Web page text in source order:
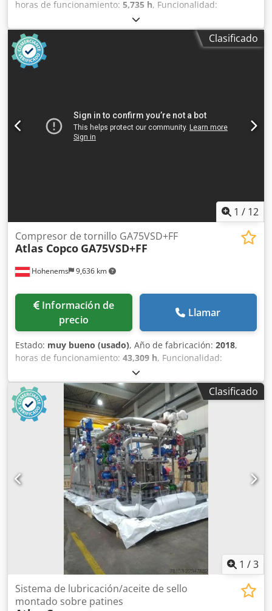
horas de funcionamiento: 5,735 h, Funcionalidad:
, Compresor de tornillo sin aceite
Atlas Copco ZR90 90 kW 7,50 bares 14 m³/min
Csdpozqvvaofx Akbsha Año de fabricación: 2012 Horas de
funcionamiento: 5735
Clasificado
1 / 12
Hohenems 9,636 km
Compresor de tornillo GA75VSD+FF
Atlas Copco GA75VSD+FF
Información de
precio
Llamar
Estado: muy bueno (usado), Año de fabricación: 2018,
horas de funcionamiento: 43,309 h, Funcionalidad:
, Compresor de tornillo Atlas Copco
GA75VSD+FF Inversor y secador integrados 75 kW 12,75 bar
15,50 m³/min Cjdpfjzp Urwox Akboha Año de fabricación:
2018 Horas de funcionamiento: 43.309
Clasificado
1 /3
Sistema de lubricación/aceite de sello
montado sobre patines